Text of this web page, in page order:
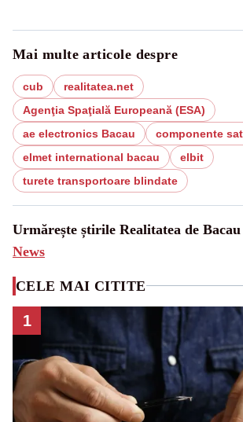
Mai multe articole despre
cub
realitatea.net
Agenţia Spaţială Europeană (ESA)
ae electronics Bacau
componente
elmet international bacau
elbit
turete transportoare blindate
Urmărește știrile Realitatea de Bacau
News
CELE MAI CITITE
1